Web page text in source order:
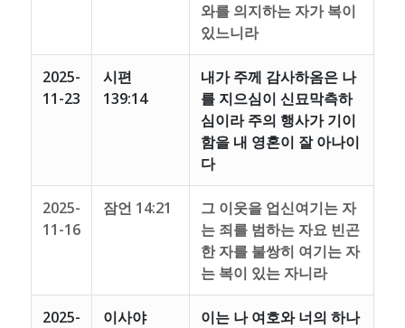
와를 의지하는 자가 복이
있느니라
2025-
11-23
시편
139:14
내가 주께 감사하옴은 나
를 지으심이 신묘막측하
심이라 주의 행사가 기이
함을 내 영혼이 잘 아나이
다
2025-
11-16
잠언 14:21
그 이웃을 업신여기는 자
는 죄를 범하는 자요 빈곤
한 자를 불쌍히 여기는 자
는 복이 있는 자니라
2025-
이사야
이는 나 여호와 너의 하나